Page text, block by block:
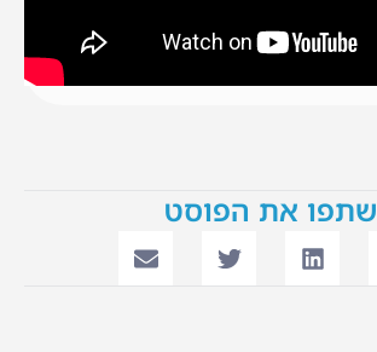
שתפו את הפוסט